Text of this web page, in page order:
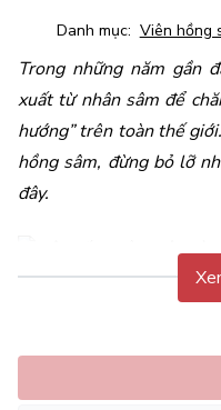
Danh mục: Viên hồng
Trong những năm gần
xuất từ nhân sâm để
hướng” trên toàn thế
hồng sâm, đừng bỏ lỡ
đây.